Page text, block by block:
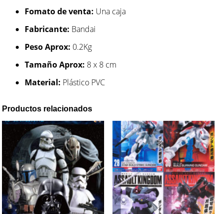
Fomato de venta: Una caja
Fabricante: Bandai
Peso Aprox: 0.2Kg
Tamaño Aprox: 8 x 8 cm
Material: Plástico PVC
Productos relacionados